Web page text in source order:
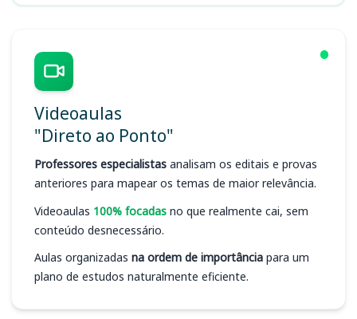
Videoaulas
"Direto ao Ponto"
Professores especialistas analisam os editais e provas
anteriores para mapear os temas de maior relevância.
Videoaulas 100% focadas no que realmente cai, sem
conteúdo desnecessário.
Aulas organizadas na ordem de importância para um
plano de estudos naturalmente eficiente.